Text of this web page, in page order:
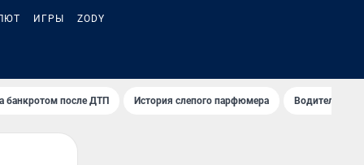
ИГРЫ ZODY
банкротом после ДТП История слепого парфюмера Водители